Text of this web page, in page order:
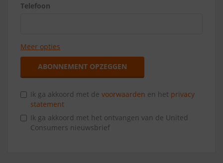
Telefoon
Meer opties
ABONNEMENT OPZEGGEN
Ik ga akkoord met de voorwaarden en het privacy
statement
Ik ga akkoord met het ontvangen van de United
Consumers nieuwsbrief